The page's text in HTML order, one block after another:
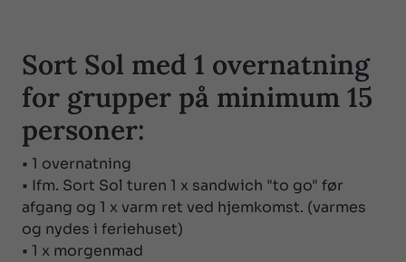
Sort Sol med 1 overnatning
for grupper på minimum 15
personer:
• 1 overnatning
• Ifm. Sort Sol turen 1 x sandwich "to go" før
afgang og 1 x varm ret ved hjemkomst. (varmes
og nydes i feriehuset)
• 1 x morgenmad